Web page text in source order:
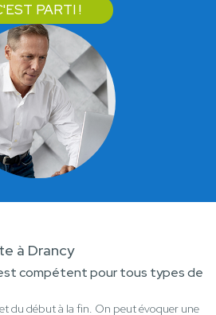
PARTI !
à Drancy
compétent pour tous types de
du début à la fin. On peut évoquer une